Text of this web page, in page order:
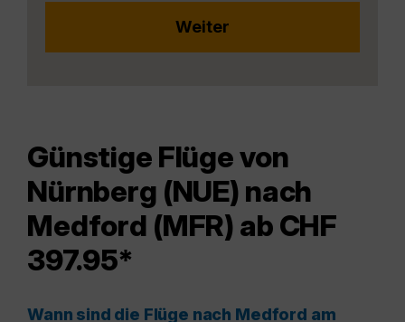
Günstige Flüge von
Nürnberg (NUE) nach
Medford (MFR) ab CHF
397.95*
Wann sind die Flüge nach Medford am